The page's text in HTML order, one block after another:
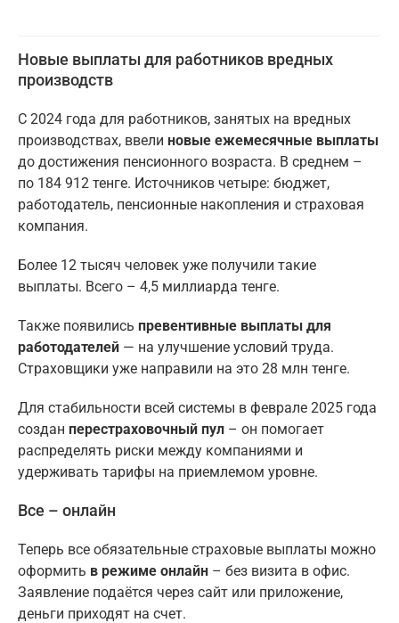
Новые выплаты для работников вредных
производств
С 2024 года для работников, занятых на вредных
производствах, ввели новые ежемесячные выплаты
до достижения пенсионного возраста. В среднем –
по 184 912 тенге. Источников четыре: бюджет,
работодатель, пенсионные накопления и страховая
компания.
Более 12 тысяч человек уже получили такие
выплаты. Всего – 4,5 миллиарда тенге.
Также появились превентивные выплаты для
работодателей — на улучшение условий труда.
Страховщики уже направили на это 28 млн тенге.
Для стабильности всей системы в феврале 2025 года
создан перестраховочный пул – он помогает
распределять риски между компаниями и
удерживать тарифы на приемлемом уровне.
Все – онлайн
Теперь все обязательные страховые выплаты можно
оформить в режиме онлайн – без визита в офис.
Заявление подаётся через сайт или приложение,
деньги приходят на счет.